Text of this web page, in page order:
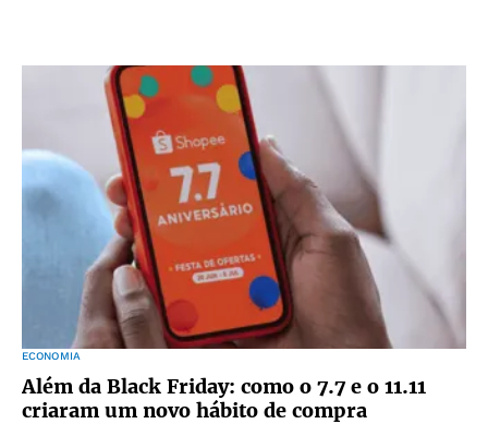
ECONOMIA
Além da Black Friday: como o 7.7 e o 11.11
criaram um novo hábito de compra